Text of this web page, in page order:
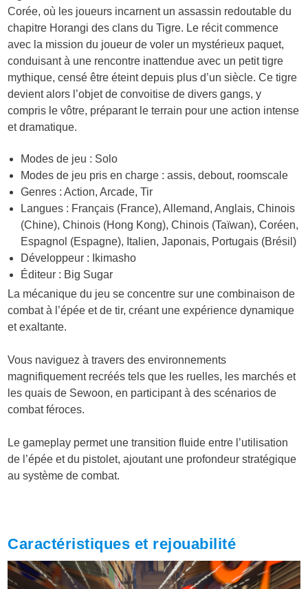
Corée, où les joueurs incarnent un assassin redoutable du
chapitre Horangi des clans du Tigre. Le récit commence
avec la mission du joueur de voler un mystérieux paquet,
conduisant à une rencontre inattendue avec un petit tigre
mythique, censé être éteint depuis plus d’un siècle. Ce tigre
devient alors l’objet de convoitise de divers gangs, y
compris le vôtre, préparant le terrain pour une action intense
et dramatique.
Modes de jeu : Solo
Modes de jeu pris en charge : assis, debout, roomscale
Genres : Action, Arcade, Tir
Langues : Français (France), Allemand, Anglais, Chinois
(Chine), Chinois (Hong Kong), Chinois (Taïwan), Coréen,
Espagnol (Espagne), Italien, Japonais, Portugais (Brésil)
Développeur : Ikimasho
Éditeur : Big Sugar
La mécanique du jeu se concentre sur une combinaison de
combat à l’épée et de tir, créant une expérience dynamique
et exaltante.
Vous naviguez à travers des environnements
magnifiquement recréés tels que les ruelles, les marchés et
les quais de Sewoon, en participant à des scénarios de
combat féroces.
Le gameplay permet une transition fluide entre l’utilisation
de l’épée et du pistolet, ajoutant une profondeur stratégique
au système de combat.
Caractéristiques et rejouabilité